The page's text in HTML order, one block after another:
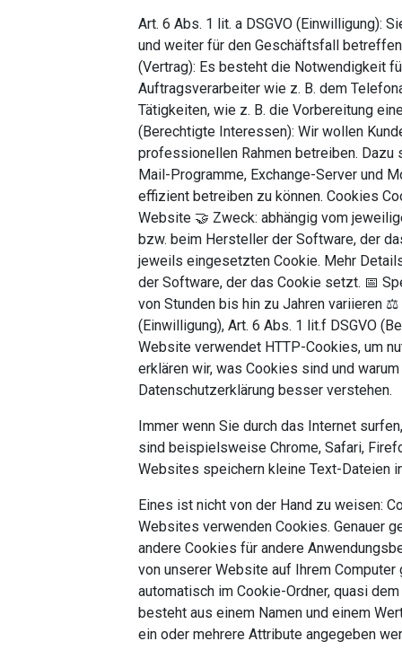
Art. 6 Abs. 1 lit. a DSGVO (Einwilligung):
und weiter für den Geschäftsfall
(Vertrag): Es besteht die Notwendigkeit
Auftragsverarbeiter wie z. B. dem
Tätigkeiten, wie z. B. die Vorbereitung
(Berechtigte Interessen): Wir wollen
professionellen Rahmen betreiben.
Mail-Programme, Exchange-Server und
effizient betreiben zu können. Cookies
Website 🤝 Zweck: abhängig vom
bzw. beim Hersteller der Software, der
jeweils eingesetzten Cookie. Mehr
der Software, der das Cookie setzt. 📅
von Stunden bis hin zu Jahren variieren ⚖️
(Einwilligung), Art. 6 Abs. 1 lit.f DSGVO
Website verwendet HTTP-Cookies, um
erklären wir, was Cookies sind und
Datenschutzerklärung besser verstehen.
Immer wenn Sie durch das Internet
sind beispielsweise Chrome, Safari,
Websites speichern kleine Text-Dateien
Eines ist nicht von der Hand zu weisen:
Websites verwenden Cookies. Genauer
andere Cookies für andere
von unserer Website auf Ihrem
automatisch im Cookie-Ordner, quasi
besteht aus einem Namen und einem
ein oder mehrere Attribute angegeben